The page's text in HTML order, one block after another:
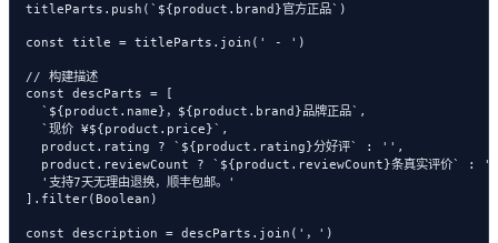
  titleParts.push(`${product.brand}官方正品`)
  const title = titleParts.join(' - ')
  // 构建描述
  const descParts = [
    `${product.name}，${product.brand}品牌正品`,
    `现价 ¥${product.price}`,
    product.rating ? `${product.rating}分好评` : '',
product.reviewCount ? `${product.reviewCount}条真实评价` :
    '支持7天无理由退换，顺丰包邮。'
  ].filter(Boolean)
  const description = descParts.join('，')